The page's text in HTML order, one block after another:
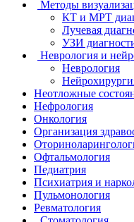
Методы
КТ и МРТ
Лучевая
УЗИ
Неврология и
Неврология
Неотложные
Нефрология
Онкология
Организация
Офтальмология
Педиатрия
Психиатрия и
Пульмонология
Ревматология